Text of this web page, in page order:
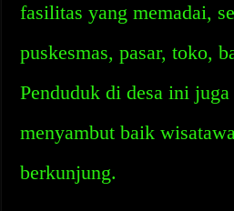
fasilitas yang memadai,
puskesmas, pasar, toko,
Penduduk di desa ini
menyambut baik
berkunjung.